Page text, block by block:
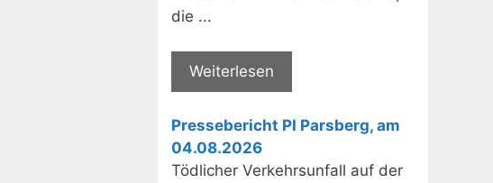
die ...
Weiterlesen
Pressebericht PI Parsberg, am
04.08.2026
Tödlicher Verkehrsunfall auf der